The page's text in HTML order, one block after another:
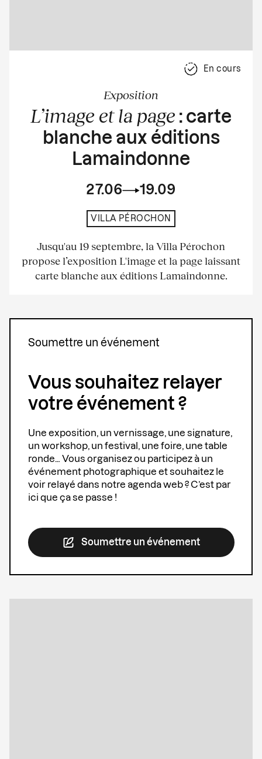
En cours
Exposition
L’image et la page : carte
blanche aux éditions
Lamaindonne
27.06 19.09
VILLA PÉROCHON
Jusqu'au 19 septembre, la Villa Pérochon
propose l’exposition L'image et la page laissant
carte blanche aux éditions Lamaindonne.
Soumettre un événement
Vous souhaitez relayer
votre événement ?
Une exposition, un vernissage, une signature,
un workshop, un festival, une foire, une table
ronde… Vous organisez ou participez à un
événement photographique et souhaitez le
voir relayé dans notre agenda web ? C’est par
ici que ça se passe !
Soumettre un événement